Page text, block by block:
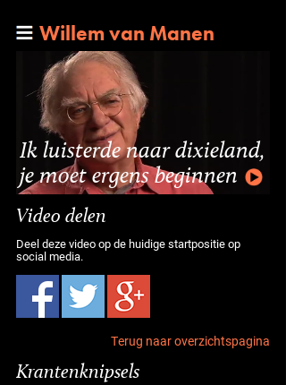
Willem van Manen
Ik luisterde naar dixieland,
je moet ergens beginnen
Video delen
Deel deze video op de huidige startpositie op
social media.
Terug naar overzichtspagina
Krantenknipsels